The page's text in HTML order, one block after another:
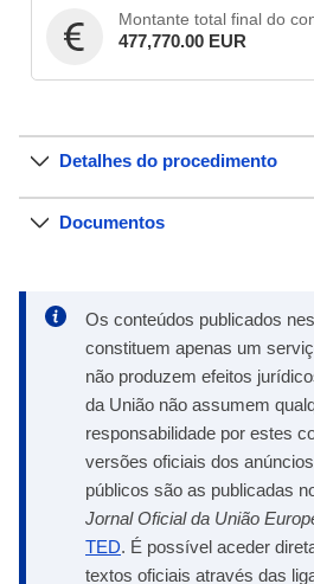
Montante total final do
477,770.00 EUR
Detalhes do procedimento
Documentos
Os conteúdos publicados
constituem apenas um
não produzem efeitos
da União não assumem
responsabilidade por estes
versões oficiais dos
públicos são as publicadas
Jornal Oficial da União
TED. É possível aceder
textos oficiais através das